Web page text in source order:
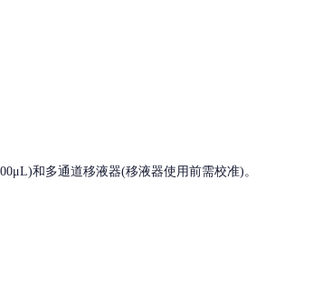
和多通道移液器(移液器使用前需校准)。